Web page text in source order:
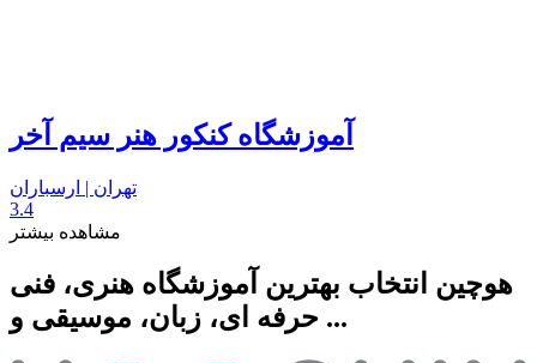
آموزشگاه کنکور هنر سیم آخر
تهران | ارسباران
3.4
مشاهده بیشتر
هوچین انتخاب بهترین آموزشگاه هنری، فنی
حرفه ای، زبان، موسیقی و ...